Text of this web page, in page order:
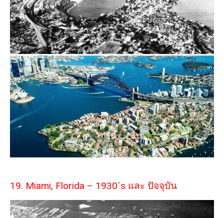
19. Miami, Florida – 1930´s และ ปัจจุบัน